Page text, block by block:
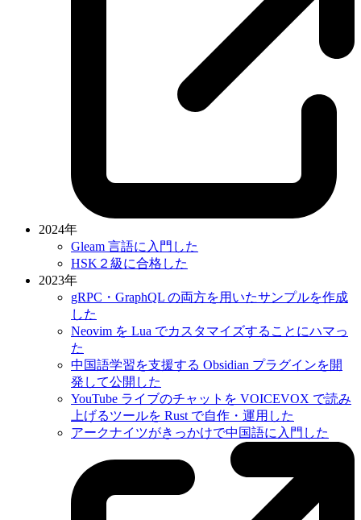
2024年
Gleam 言語に入門した
HSK２級に合格した
2023年
gRPC・GraphQL の両方を用いたサンプルを作成
した
Neovim を Lua でカスタマイズすることにハマっ
た
中国語学習を支援する Obsidian プラグインを開
発して公開した
YouTube ライブのチャットを VOICEVOX で読み
上げるツールを Rust で自作・運用した
アークナイツがきっかけで中国語に入門した